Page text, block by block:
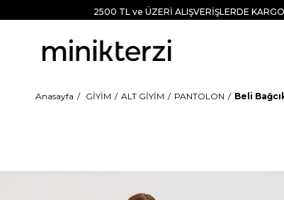
2500 TL ve ÜZERİ ALIŞVERİŞLERDE
Anasayfa GİYİM ALT GİYİM PANTOLON
Beli